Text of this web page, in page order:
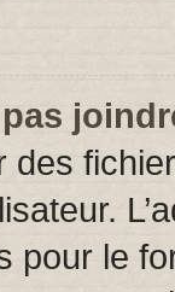
des
pour le